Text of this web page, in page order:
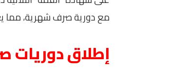
مع دورية صرف شهرية،
إطلاق دوريات